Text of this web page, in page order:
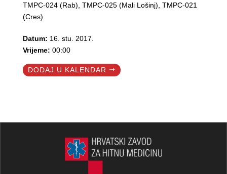
TMPC-024 (Rab), TMPC-025 (Mali Lošinj), TMPC-021
(Cres)
Datum: 16. stu. 2017.
Vrijeme: 00:00
DODAJ U KALENDAR